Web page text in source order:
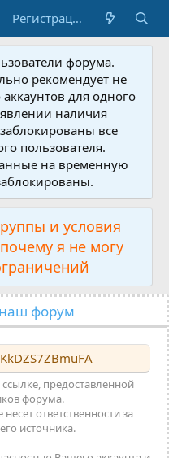
Регистрация
форума.
рекомендует не
для одного
наличия
все
пользователя.
на временную
и условия
я не могу
форум
предоставленной
форума.
несет ответственности за
источника.